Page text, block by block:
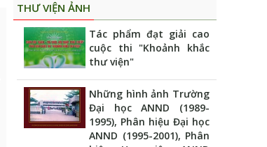
THƯ VIỆN ẢNH
Tác phẩm đạt giải cao
cuộc thi "Khoảnh khắc
thư viện"
Những hình ảnh Trường
Đại học ANND (1989-
1995), Phân hiệu Đại học
ANND (1995-2001), Phân